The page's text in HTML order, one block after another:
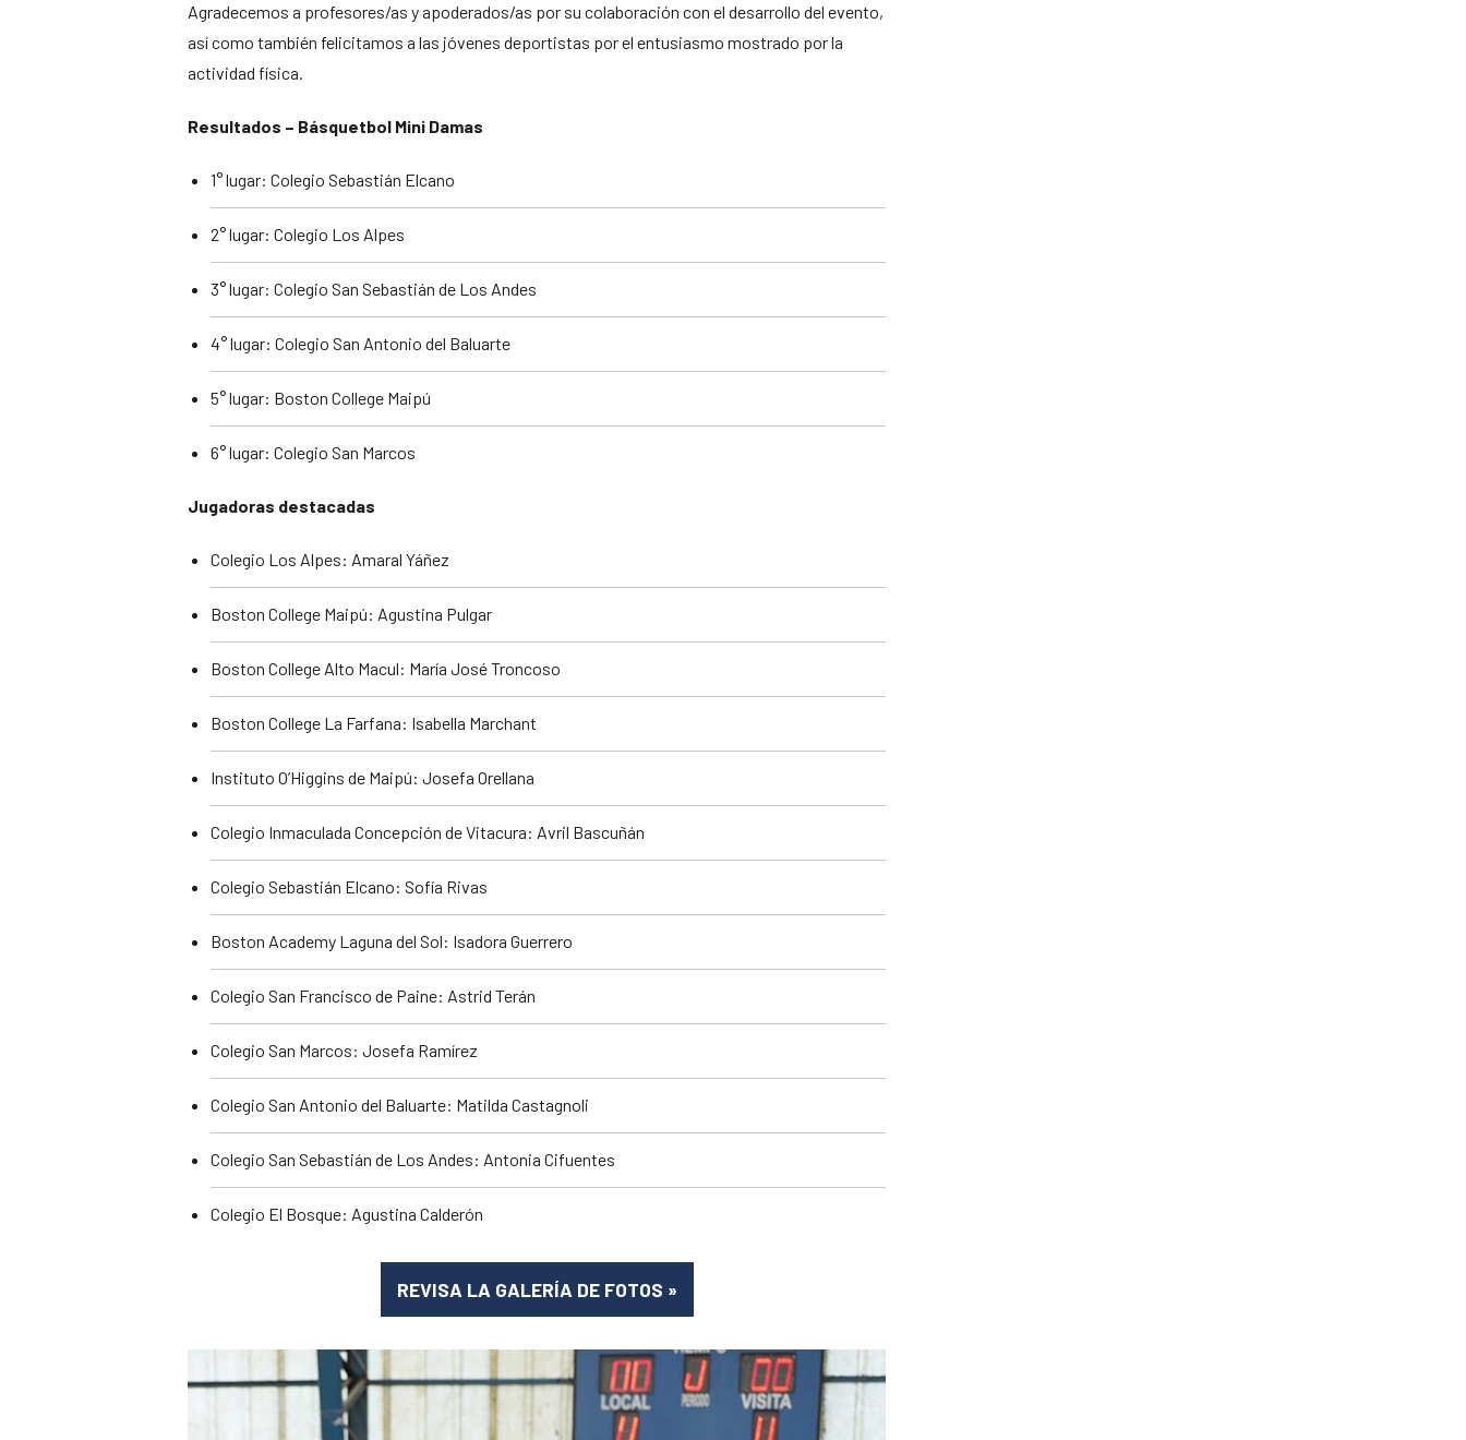
Agradecemos a profesores/as y apoderados/as por su colaboración con el desarrollo del evento,
así como también felicitamos a las jóvenes deportistas por el entusiasmo mostrado por la
actividad física.
Resultados – Básquetbol Mini Damas
1° lugar: Colegio Sebastián Elcano
2° lugar: Colegio Los Alpes
3° lugar: Colegio San Sebastián de Los Andes
4° lugar: Colegio San Antonio del Baluarte
5° lugar: Boston College Maipú
6° lugar: Colegio San Marcos
Jugadoras destacadas
Colegio Los Alpes: Amaral Yáñez
Boston College Maipú: Agustina Pulgar
Boston College Alto Macul: María José Troncoso
Boston College La Farfana: Isabella Marchant
Instituto O’Higgins de Maipú: Josefa Orellana
Colegio Inmaculada Concepción de Vitacura: Avril Bascuñán
Colegio Sebastián Elcano: Sofía Rivas
Boston Academy Laguna del Sol: Isadora Guerrero
Colegio San Francisco de Paine: Astrid Terán
Colegio San Marcos: Josefa Ramírez
Colegio San Antonio del Baluarte: Matilda Castagnoli
Colegio San Sebastián de Los Andes: Antonia Cifuentes
Colegio El Bosque: Agustina Calderón
REVISA LA GALERÍA DE FOTOS »